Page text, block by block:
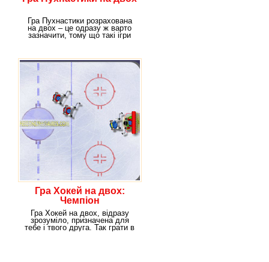
Гра Пухнастики розрахована
на двох – це одразу ж варто
зазначити, тому що такі ігри
Гра Хокей на двох:
Чемпіон
Гра Хокей на двох, відразу
зрозуміло, призначена для
тебе і твого друга. Так грати в